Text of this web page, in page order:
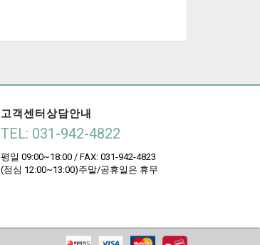
고객센터상담안내
TEL: 031-942-4822
평일 09:00~18:00 / FAX: 031-942-4823
(점심 12:00~13:00)주말/공휴일은 휴무